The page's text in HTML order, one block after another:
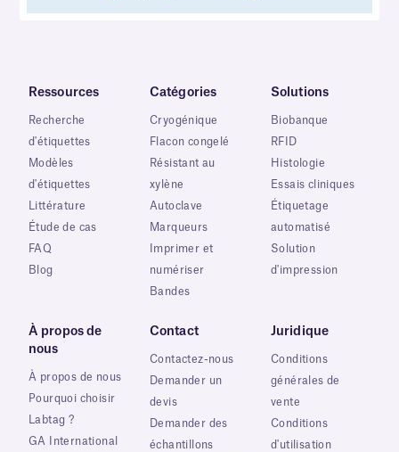
Ressources
Recherche
d'étiquettes
Modèles
d'étiquettes
Littérature
Étude de cas
FAQ
Blog
Catégories
Cryogénique
Flacon congelé
Résistant au
xylène
Autoclave
Marqueurs
Imprimer et
numériser
Bandes
Solutions
Biobanque
RFID
Histologie
Essais cliniques
Étiquetage
automatisé
Solution
d'impression
À propos de
nous
À propos de nous
Pourquoi choisir
Labtag ?
GA International
Contact
Contactez-nous
Demander un
devis
Demander des
échantillons
Juridique
Conditions
générales de
vente
Conditions
d'utilisation